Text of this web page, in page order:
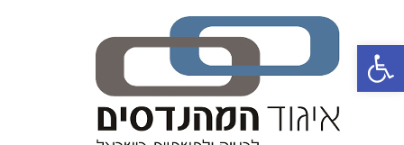
פתח סרגל נגישות